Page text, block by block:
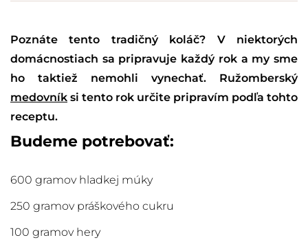
Poznáte tento tradičný koláč? V niektorých
domácnostiach sa pripravuje každý rok a my sme
ho taktiež nemohli vynechať. Ružomberský
medovník si tento rok určite pripravím podľa tohto
receptu.
Budeme potrebovať:
600 gramov hladkej múky
250 gramov práškového cukru
100 gramov hery